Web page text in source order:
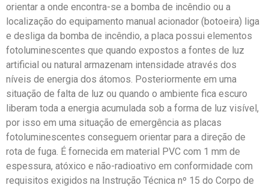
orientar a onde encontra-se a bomba de incêndio ou a
localização do equipamento manual acionador (botoeira) liga
e desliga da bomba de incêndio, a placa possui elementos
fotoluminescentes que quando expostos a fontes de luz
artificial ou natural armazenam intensidade através dos
níveis de energia dos átomos. Posteriormente em uma
situação de falta de luz ou quando o ambiente fica escuro
liberam toda a energia acumulada sob a forma de luz visível,
por isso em uma situação de emergência as placas
fotoluminescentes conseguem orientar para a direção de
rota de fuga. É fornecida em material PVC com 1 mm de
espessura, atóxico e não-radioativo em conformidade com
requisitos exigidos na Instrução Técnica nº 15 do Corpo de